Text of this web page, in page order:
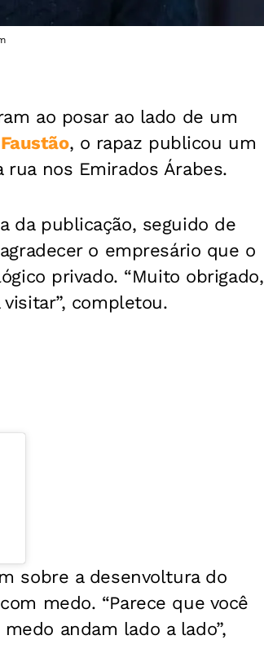
ao posar ao lado de um
, o rapaz publicou um
nos Emirados Árabes.
da publicação, seguido de
o empresário que o
privado. “Muito obrigado,
completou.
sobre a desenvoltura do
medo. “Parece que você
andam lado a lado”,